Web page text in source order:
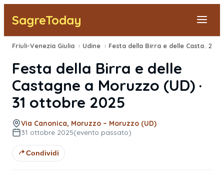
SagreToday
Segnala una sagra
Tutte le Sagre
Vicino a Me
Friuli-Venezia Giulia › Udine ›
Festa della Birra e delle
Castagne a Moruzzo (UD) ·
31 ottobre 2025
Via Canonica, Moruzzo – Moruzzo (UD)
31 ottobre 2025(evento passato)
Condividi